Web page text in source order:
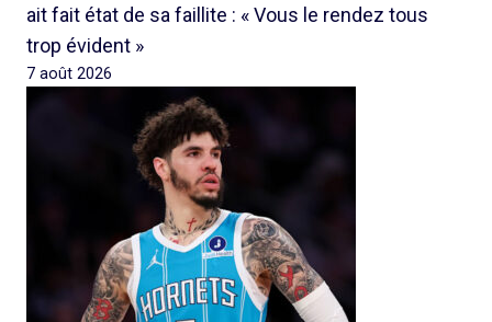
ait fait état de sa faillite : « Vous le rendez tous
trop évident »
7 août 2026